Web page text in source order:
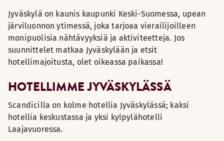
Jyväskylä on kaunis kaupunki Keski-Suomessa, upean
järviluonnon ytimessä, joka tarjoaa vierailijoilleen
monipuolisia nähtävyyksiä ja aktiviteetteja. Jos
suunnittelet matkaa Jyväskylään ja etsit
hotellimajoitusta, olet oikeassa paikassa!
HOTELLIMME JYVÄSKYLÄSSÄ
Scandicilla on kolme hotellia Jyväskylässä; kaksi
hotellia keskustassa ja yksi kylpylähotelli
Laajavuoressa.